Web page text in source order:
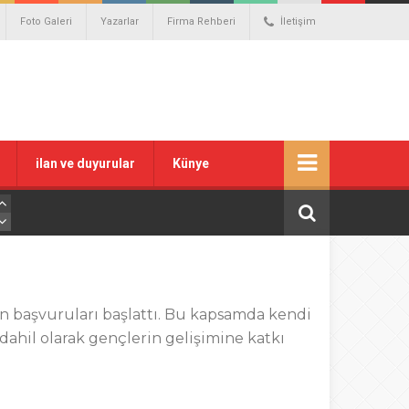
Foto Galeri Yazarlar Firma Rehberi İletişim
ilan ve duyurular Künye
başlattı. Bu kapsamda kendi
olarak gençlerin gelişimine katkı